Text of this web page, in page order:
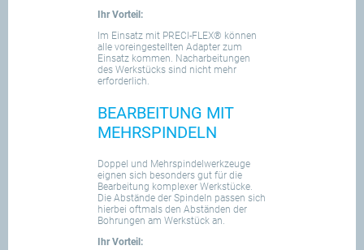
Ihr Vorteil:
Im Einsatz mit PRECI-FLEX® können
alle voreingestellten Adapter zum
Einsatz kommen. Nacharbeitungen
des Werkstücks sind nicht mehr
erforderlich.
BEARBEITUNG MIT
MEHRSPINDELN
Doppel und Mehrspindelwerkzeuge
eignen sich besonders gut für die
Bearbeitung komplexer Werkstücke.
Die Abstände der Spindeln passen sich
hierbei oftmals den Abständen der
Bohrungen am Werkstück an.
Ihr Vorteil: